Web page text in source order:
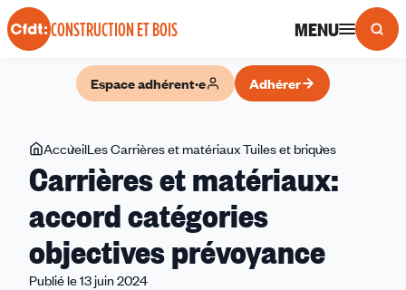
Panneau de gestion des cookies
CONSTRUCTION ET BOIS MENU
Espace adhérent·e Adhérer
Vous
êtes
ici
AccueilLes Carrières et matériaux Tuiles et briques
et
Carrières et matériaux:
accord catégories
objectives prévoyance
Publié le 13 juin 2024